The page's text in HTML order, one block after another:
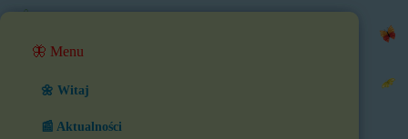
🦋 Menu
🌼 Witaj
📰 Aktualności